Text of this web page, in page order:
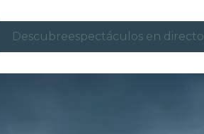
Descubreespectáculos en directo